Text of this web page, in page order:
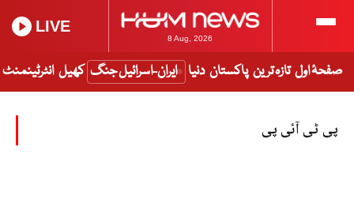
8 Aug, 2026
LIVE
صفحۂ اول تازہ ترین پاکستان دنیا ایران-اسرائیل جنگ کھیل انٹرٹینمنٹ
پی ٹی آئی پی